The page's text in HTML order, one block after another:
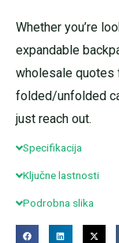
Whether you’re
expandable
wholesale quotes
folded/unfolded
just reach out.
Specifikacija
Ključne lastnosti
Podrobna slika